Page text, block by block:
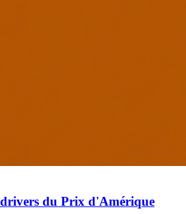
du Prix d'Amérique